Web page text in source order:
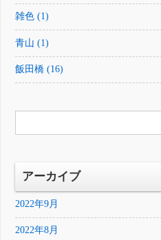
雑色 (1)
青山 (1)
飯田橋 (16)
アーカイブ
2022年9月
2022年8月